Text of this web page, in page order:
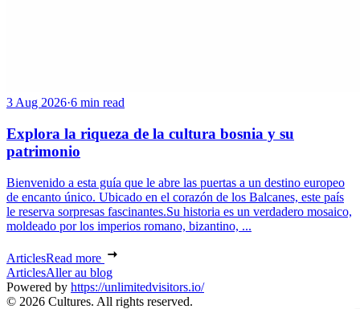
3 Aug 2026·6 min read
Explora la riqueza de la cultura bosnia y su
patrimonio
Bienvenido a esta guía que le abre las puertas a un destino europeo
de encanto único. Ubicado en el corazón de los Balcanes, este país
le reserva sorpresas fascinantes.Su historia es un verdadero mosaico,
moldeado por los imperios romano, bizantino, ...
ArticlesRead more
ArticlesAller au blog
Powered by https://unlimitedvisitors.io/
© 2026 Cultures. All rights reserved.